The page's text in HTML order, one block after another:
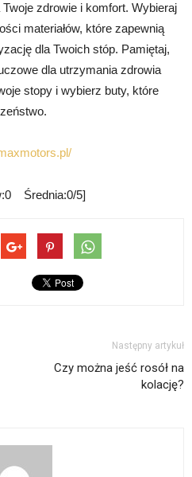
zdrowie i komfort. Wybieraj
materiałów, które zapewnią
dla Twoich stóp. Pamiętaj,
dla utrzymania zdrowia
stopy i wybierz buty, które
Średnia:0/5]
Następny artykuł
Czy można jeść rosół na
kolację?